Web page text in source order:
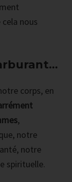
nous
corps, en
,
notre
notre
spirituelle.